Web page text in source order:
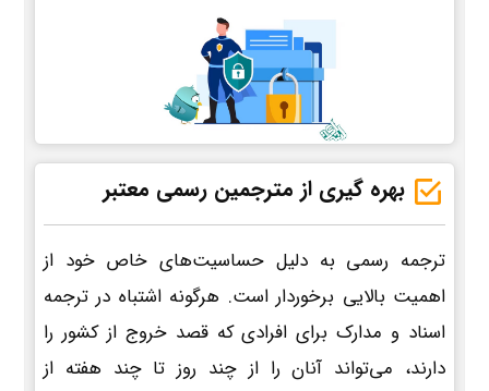
بهره گیری از مترجمین رسمی معتبر
ترجمه رسمی به دلیل حساسیت‌های خاص خود از
اهمیت بالایی برخوردار است. هرگونه اشتباه در ترجمه
اسناد و مدارک برای افرادی که قصد خروج از کشور را
دارند، می‌تواند آنان را از چند روز تا چند هفته از